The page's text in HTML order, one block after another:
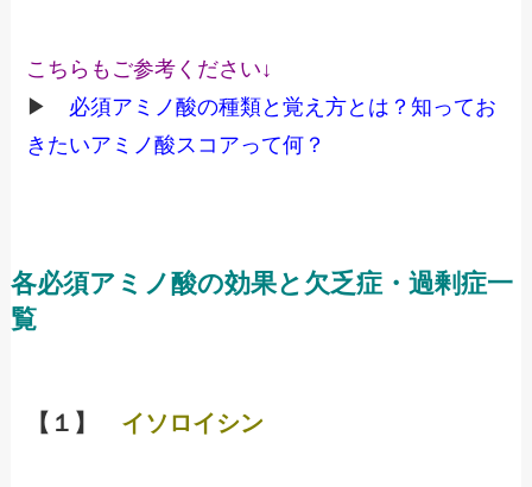
こちらもご参考ください↓
▶ 必須アミノ酸の種類と覚え方とは？知ってお
きたいアミノ酸スコアって何？
各必須アミノ酸の効果と欠乏症・過剰症一
覧
【１】 イソロイシン